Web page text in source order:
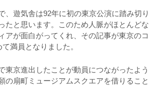
遊気舎は92年に初の東京公演に踏み切り
たと思います。このため人脈がほとんどな
アが面白がってくれ、その記事が東京のコ
満員となりました。
京進出したことが動員につながったよう
の扇町ミュージアムスクエアを借りること